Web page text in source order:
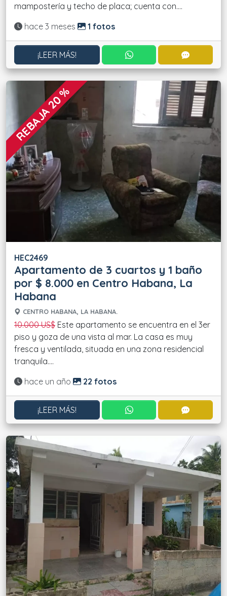
mampostería y techo de placa; cuenta con....
Actualizado:
hace 3 meses 1 fotos
¡LEER MÁS! CONTACTAR POR
REBAJA 20 %
HEC2469
Apartamento de 3 cuartos y 1 baño
por $ 8.000 en Centro Habana, La
Habana
CENTRO HABANA, LA HABANA.
10.000 US$ Este apartamento se encuentra en el 3er
piso y goza de una vista al mar. La casa es muy
fresca y ventilada, situada en una zona residencial
tranquila....
Actualizado:
hace un año 22 fotos
¡LEER MÁS! CONTACTAR POR